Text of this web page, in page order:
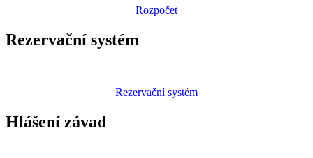
Rozpočet
Rezervační systém
Rezervační systém
Hlášení závad